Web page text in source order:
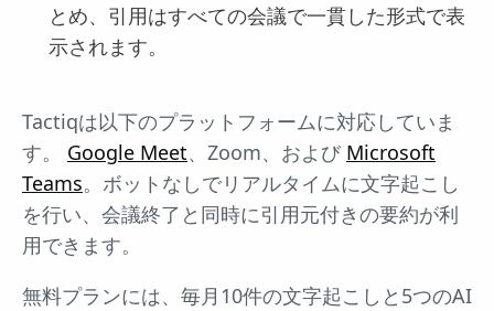
とめ、引用はすべての会議で一貫した形式で表
示されます。
Tactiqは以下のプラットフォームに対応していま
す。 Google Meet、Zoom、および Microsoft
Teams。ボットなしでリアルタイムに文字起こし
を行い、会議終了と同時に引用元付きの要約が利
用できます。
無料プランには、毎月10件の文字起こしと5つのAI